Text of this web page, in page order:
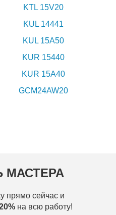
KTL 15V20
KUL 14441
KUL 15A50
KUR 15440
KUR 15A40
GCM24AW20
МАСТЕРА
прямо сейчас и
на всю работу!